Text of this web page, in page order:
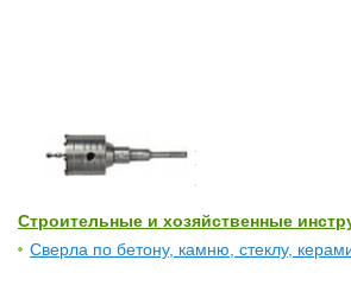
Строительные и хозяйственные
Сверла по бетону, камню, стеклу,